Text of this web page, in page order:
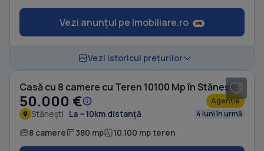
Vezi anunțul pe Imobiliare.ro
Vezi istoricul prețurilor
Casă cu 8 camere cu Teren 10100 Mp în Stănești
50.000 € Agenție
Stănești La ~10km distanță 4 luni în urmă
8 camere 380 mp 10.100 mp teren